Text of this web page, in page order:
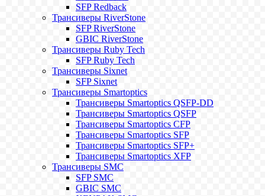
SFP Redback
Трансиверы RiverStone
SFP RiverStone
GBIC RiverStone
Трансиверы Ruby Tech
SFP Ruby Tech
Трансиверы Sixnet
SFP Sixnet
Трансиверы Smartoptics
Трансиверы Smartoptics QSFP-DD
Трансиверы Smartoptics QSFP
Трансиверы Smartoptics CFP
Трансиверы Smartoptics SFP
Трансиверы Smartoptics SFP+
Трансиверы Smartoptics XFP
Трансиверы SMC
SFP SMC
GBIC SMC